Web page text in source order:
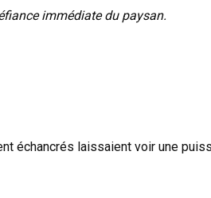
immédiate du paysan.
échancrés laissaient voir une